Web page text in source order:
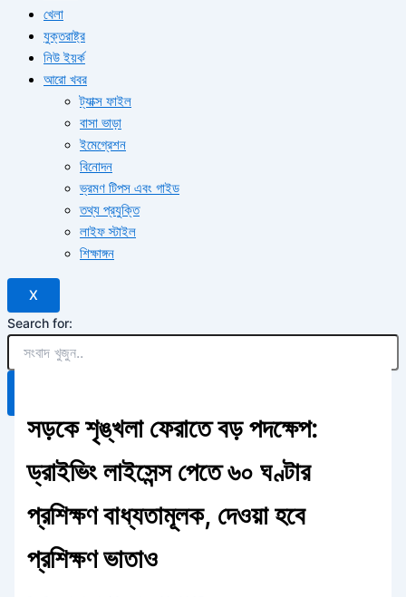
খেলা
যুক্তরাষ্ট্র
নিউ ইয়র্ক
আরো খবর
ট্যাক্স ফাইল
বাসা ভাড়া
ইমেগ্রেশন
বিনোদন
ভ্রমণ টিপস এবং গাইড
তথ্য প্রযুক্তি
লাইফ স্টাইল
শিক্ষাঙ্গন
X
Search for:
সড়কে শৃঙ্খলা ফেরাতে বড় পদক্ষেপ:
ড্রাইভিং লাইসেন্স পেতে ৬০ ঘণ্টার
প্রশিক্ষণ বাধ্যতামূলক, দেওয়া হবে
প্রশিক্ষণ ভাতাও